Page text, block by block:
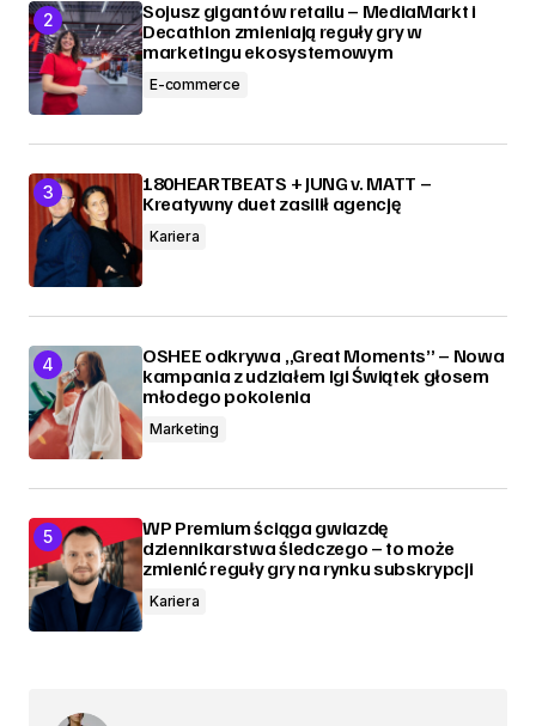
Sojusz gigantów retailu – MediaMarkt i
Decathlon zmieniają reguły gry w
marketingu ekosystemowym
E-commerce
180HEARTBEATS + JUNG v. MATT –
Kreatywny duet zasilił agencję
Kariera
OSHEE odkrywa „Great Moments” – Nowa
kampania z udziałem Igi Świątek głosem
młodego pokolenia
Marketing
WP Premium ściąga gwiazdę
dziennikarstwa śledczego – to może
zmienić reguły gry na rynku subskrypcji
Kariera